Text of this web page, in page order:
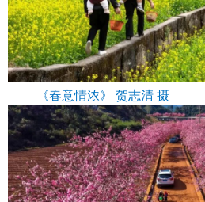
《春意情浓》 贺志清 摄